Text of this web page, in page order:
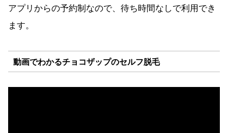
アプリからの予約制なので、待ち時間なしで利用でき
ます。
動画でわかるチョコザップのセルフ脱毛